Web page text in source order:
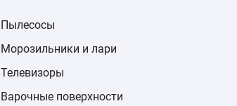
Пылесосы
Морозильники и лари
Телевизоры
Варочные поверхности